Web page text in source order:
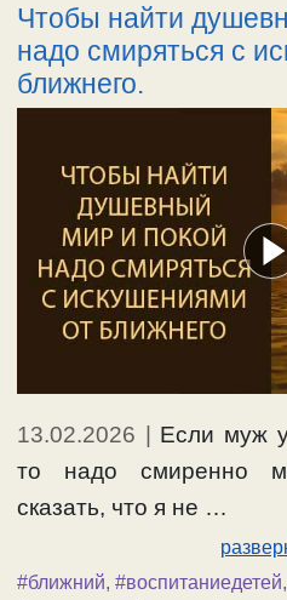
Чтобы найти
надо смиряться с
ближнего.
13.02.2026 | Если муж
то надо смиренно
сказать, что я не …
#ближний, #воспитаниедетей,